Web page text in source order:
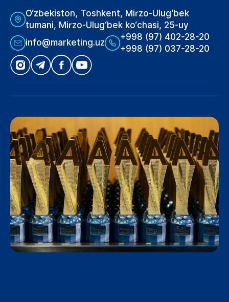
O‘zbekiston, Toshkent, Mirzo-Ulug‘bek
tumani, Mirzo-Ulug‘bek ko‘chasi, 25-uy
info@marketing.uz
+998 (97) 402-28-20
+998 (97) 037-28-20